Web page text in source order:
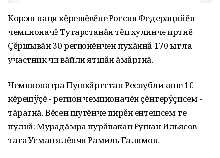
Корэш наци кĕрешĕвĕпе Россия Федерацийĕн
чемпионачĕ Тутарстанăн тĕп хулинче иртнĕ.
Çĕршывăн 30 регионĕнчен пухăннă 170 ытла
участник чи вăйли ятшăн ăмăртнă.
Чемпионатра Пушкăртстан Республикине 10
кĕрешÿçĕ - регион чемпионачĕн çĕнтерÿçисем -
тăратнă. Вĕсен шутĕнче пирĕн ентешсем те
пулнă: Мурадăмра пурăнакан Рушан Ильясов
тата Усман ялĕнчи Рамиль Галимов.